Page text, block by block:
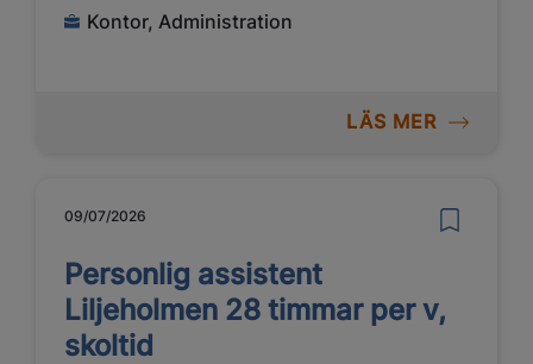
Kontor, Administration
LÄS MER
09/07/2026
Personlig assistent
Liljeholmen 28 timmar per v,
skoltid